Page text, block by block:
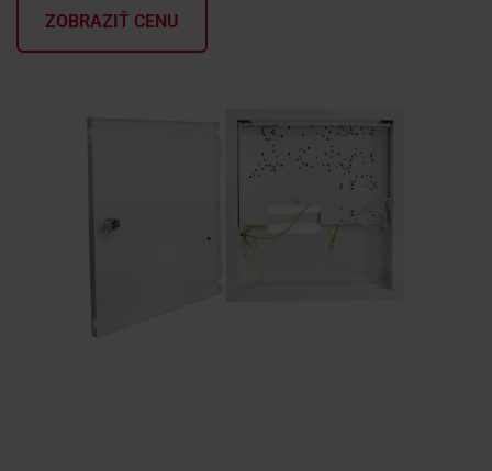
ZOBRAZIŤ CENU